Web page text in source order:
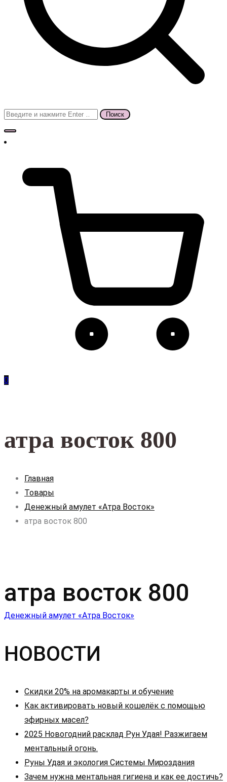
Поиск
для:
0
атра восток 800
Главная
Товары
Денежный амулет «Атра Восток»
атра восток 800
атра восток 800
Навигация
по
Денежный амулет «Атра Восток»
НОВОСТИ
Скидки 20% на аромакарты и обучение
Как активировать новый кошелёк с помощью
эфирных масел?
2025 Новогодний расклад Рун Удая! Разжигаем
ментальный огонь.
Руны Удая и экология Системы Мироздания
Зачем нужна ментальная гигиена и как ее достичь?